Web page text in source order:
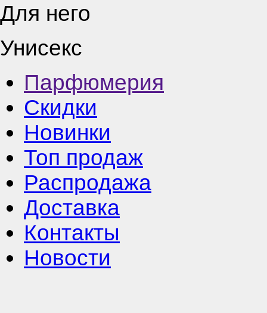
Для него
Унисекс
Парфюмерия
Скидки
Новинки
Топ продаж
Распродажа
Доставка
Контакты
Новости